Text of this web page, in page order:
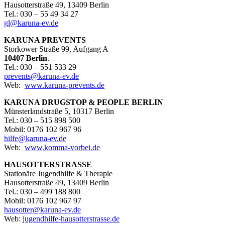
Hausotterstraße 49, 13409 Berlin
Tel.: 030 – 55 49 34 27
gl@karuna-ev.de
KARUNA PREVENTS
Storkower Straße 99, Aufgang A
10407 Berlin.
Tel.: 030 – 551 533 29
prevents@karuna-ev.de
Web: www.karuna-prevents.de
KARUNA DRUGSTOP & PEOPLE BERLIN
Münsterlandstraße 5, 10317 Berlin
Tel.: 030 – 515 898 500
Mobil: 0176 102 967 96
hilfe@karuna-ev.de
Web: www.komma-vorbei.de
HAUSOTTERSTRASSE
Stationäre Jugendhilfe & Therapie
Hausotterstraße 49, 13409 Berlin
Tel.: 030 – 499 188 800
Mobil: 0176 102 967 97
hausotter@karuna-ev.de
Web: jugendhilfe-hausotterstrasse.de